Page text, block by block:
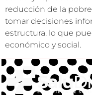
reducción de la
tomar decisiones
estructura, lo que
económico y social.